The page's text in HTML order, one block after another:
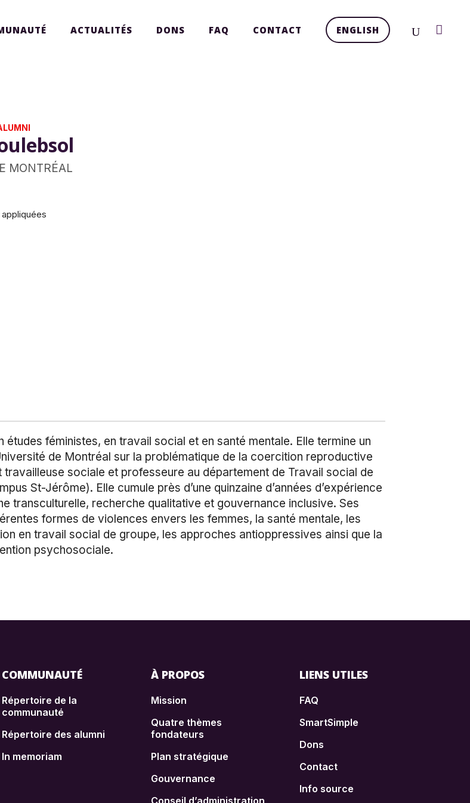
ACTUALITÉS DONS FAQ CONTACT ENGLISH
MONTRÉAL
féministes, en travail social et en santé mentale. Elle termine un
de Montréal sur la problématique de la coercition reproductive
sociale et professeure au département de Travail social de
St-Jérôme). Elle cumule près d’une quinzaine d’années d’expérience
transculturelle, recherche qualitative et gouvernance inclusive. Ses
formes de violences envers les femmes, la santé mentale, les
en travail social de groupe, les approches antioppressives ainsi que la
psychosociale.
COMMUNAUTÉ
Répertoire de la
communauté
Répertoire des alumni
In memoriam
À PROPOS
Mission
Quatre thèmes
fondateurs
Plan stratégique
Gouvernance
Conseil d’administration
LIENS UTILES
FAQ
SmartSimple
Dons
Contact
Info source